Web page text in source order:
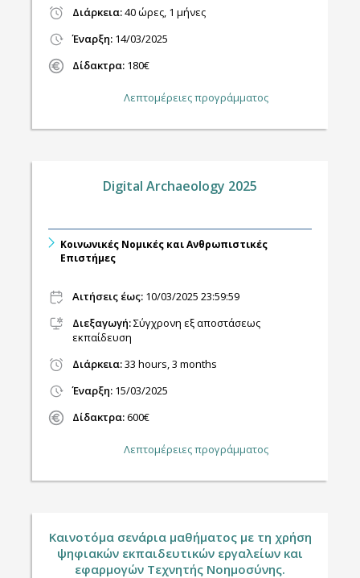
Διάρκεια:40 ώρες, 1 μήνες
Έναρξη: 14/03/2025
Δίδακτρα: 180€
Λεπτομέρειες προγράμματος
Digital Archaeology 2025
Κοινωνικές Νομικές και Ανθρωπιστικές
Επιστήμες
Αιτήσεις έως: 10/03/2025 23:59:59
Διεξαγωγή:Σύγχρονη εξ αποστάσεως
εκπαίδευση
Διάρκεια:33 hours, 3 months
Έναρξη: 15/03/2025
Δίδακτρα:600€
Λεπτομέρειες προγράμματος
Καινοτόμα σενάρια μαθήματος με τη χρήση
ψηφιακών εκπαιδευτικών εργαλείων και
εφαρμογών Τεχνητής Νοημοσύνης.